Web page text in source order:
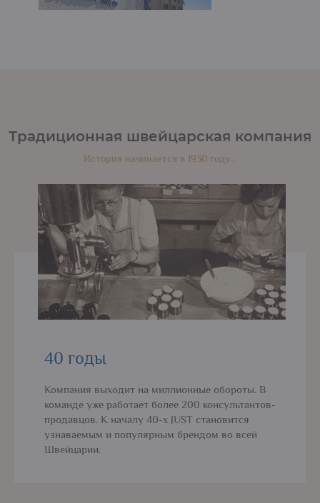
Традиционная швейцарская компания
История начинается в 1930 году…
40 годы
Компания выходит на миллионные обороты. В
команде уже работает более 200 консультантов-
продавцов. К началу 40-х JUST становится
узнаваемым и популярным брендом во всей
Швейцарии.